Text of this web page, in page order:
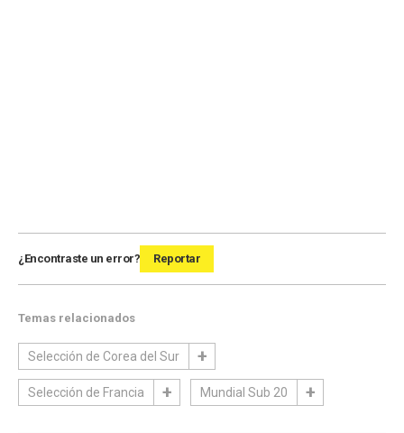
¿Encontraste un error? Reportar
Temas relacionados
Selección de Corea del Sur
Selección de Francia Mundial Sub 20